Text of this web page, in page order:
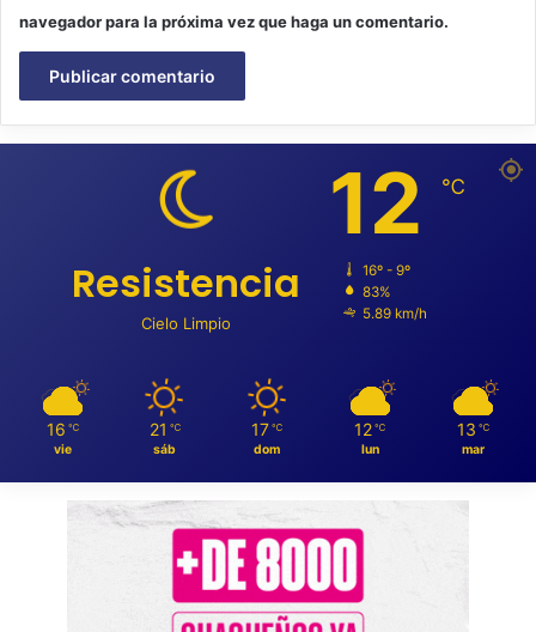
navegador para la próxima vez que haga un comentario.
Resistencia
Cielo Limpio
12 ℃
16º - 9º
83%
5.89 km/h
16 ℃
vie
21 ℃
sáb
17 ℃
dom
12 ℃
lun
13 ℃
mar